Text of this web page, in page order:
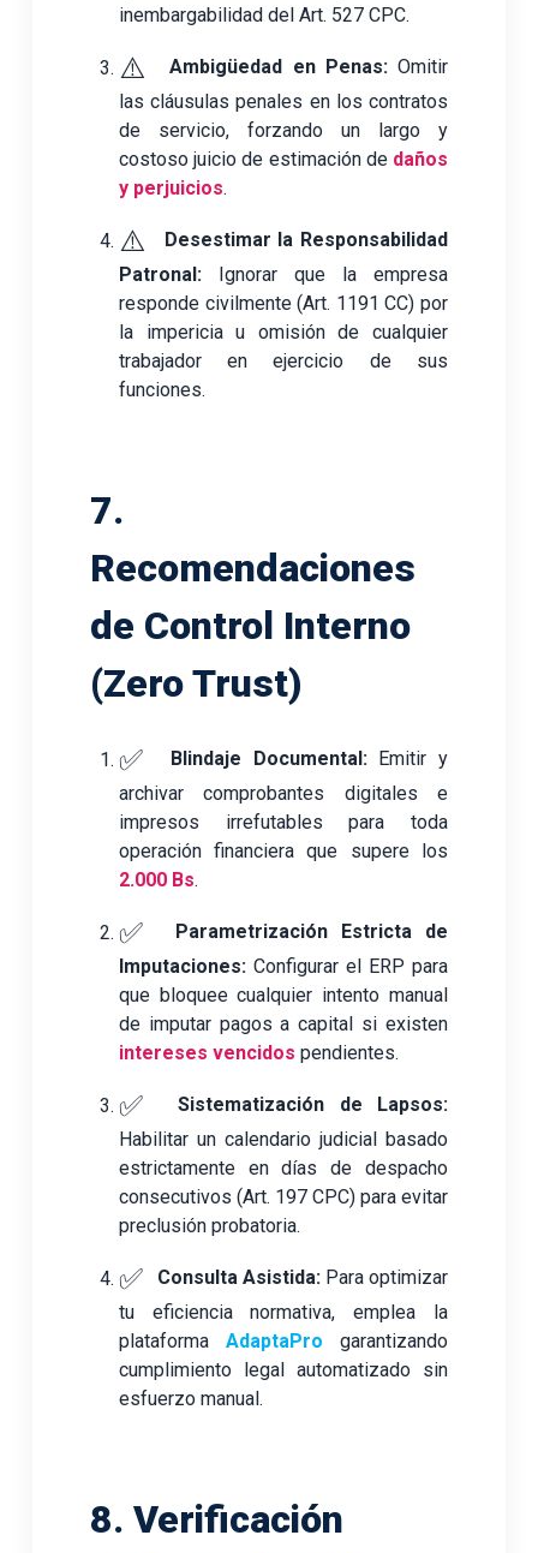
inembargabilidad del Art. 527 CPC.
⚠️ Ambigüedad en Penas:Omitir
las cláusulas penales en los contratos
de servicio, forzando un largo y
costoso juicio de estimación de daños
y perjuicios.
⚠️
Desestimar la Responsabilidad
Patronal:Ignorar que la empresa
responde civilmente (Art. 1191 CC) por
la impericia u omisión de cualquier
trabajador en ejercicio de sus
funciones.
7.
Recomendaciones
de Control Interno
(Zero Trust)
✅ Blindaje Documental:Emitir y
archivar comprobantes digitales e
impresos irrefutables para toda
operación financiera que supere los
2.000 Bs.
✅
Parametrización Estricta de
Imputaciones:Configurar el ERP para
que bloquee cualquier intento manual
de imputar pagos a capital si existen
intereses vencidos pendientes.
✅
Sistematización de Lapsos:
Habilitar un calendario judicial basado
estrictamente en días de despacho
consecutivos (Art. 197 CPC) para evitar
preclusión probatoria.
✅ Consulta Asistida: Para optimizar
tu eficiencia normativa, emplea la
plataforma AdaptaPro garantizando
cumplimiento legal automatizado sin
esfuerzo manual.
8. Verificación